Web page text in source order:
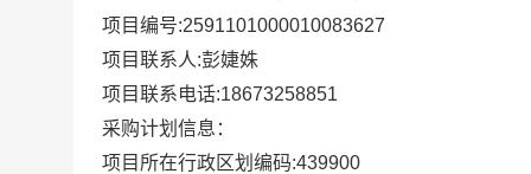
项目编号:2591101000010083627
项目联系人:彭婕姝
项目联系电话:18673258851
采购计划信息：
项目所在行政区划编码:439900